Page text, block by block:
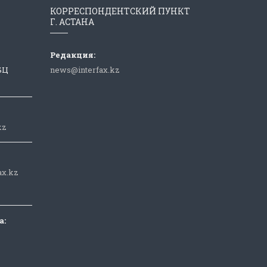
КОРРЕСПОНДЕНТСКИЙ ПУНКТ
Г. АСТАНА
Редакция:
news@interfax.kz